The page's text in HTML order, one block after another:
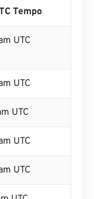
Tempo
UTC
UTC
UTC
UTC
UTC